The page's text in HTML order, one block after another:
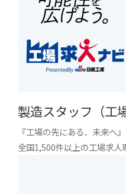
製造スタッフ（工
『工場の先にある、未来へ』
全国1,500件以上の工場求人